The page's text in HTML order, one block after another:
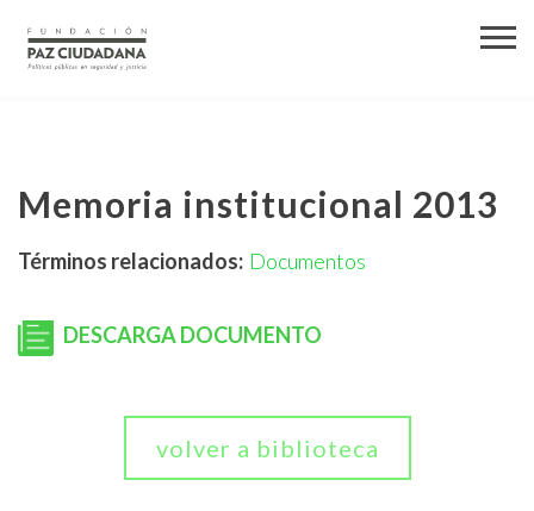
Memoria institucional 2013
Términos relacionados: Documentos
DESCARGA DOCUMENTO
volver a biblioteca